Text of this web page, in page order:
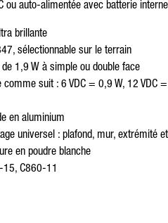
ou auto-alimentée avec batterie
brillante
sélectionnable sur le terrain
de 1,9 W à simple ou double face
comme suit : 6 VDC = 0,9 W, 12 VDC
en aluminium
universel : plafond, mur, extrémité
en poudre blanche
15, C860-11